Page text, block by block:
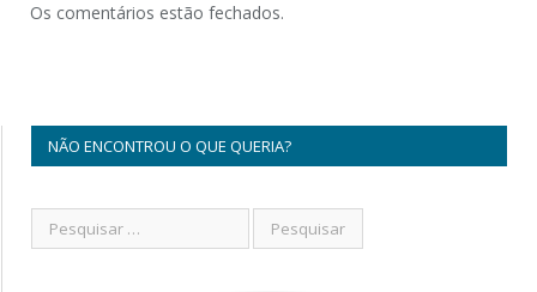
Os comentários estão fechados.
NÃO ENCONTROU O QUE QUERIA?